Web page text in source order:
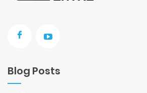
Blog Posts